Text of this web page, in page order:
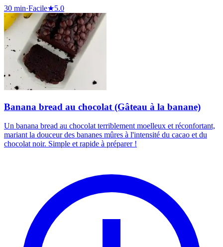
30 min·Facile★5.0
Banana bread au chocolat (Gâteau à la banane)
Un banana bread au chocolat terriblement moelleux et réconfortant,
mariant la douceur des bananes mûres à l'intensité du cacao et du
chocolat noir. Simple et rapide à préparer !